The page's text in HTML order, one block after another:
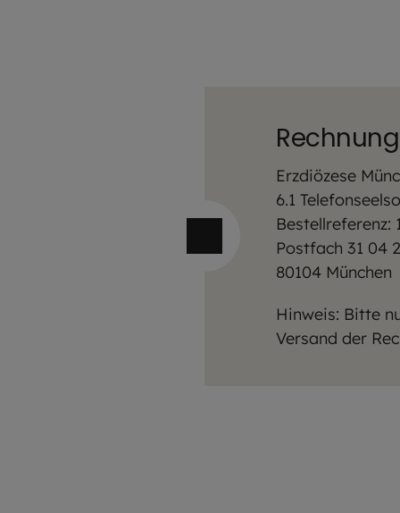
Erzdiözese
6.1
Bestellreferenz:
Postfach 31 04
80104 München
Hinweis: Bitte
Versand der